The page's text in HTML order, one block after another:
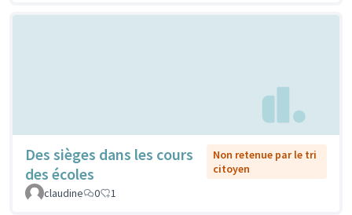
Des sièges dans les cours
des écoles
Non retenue par le tri
citoyen
claudine
0 1